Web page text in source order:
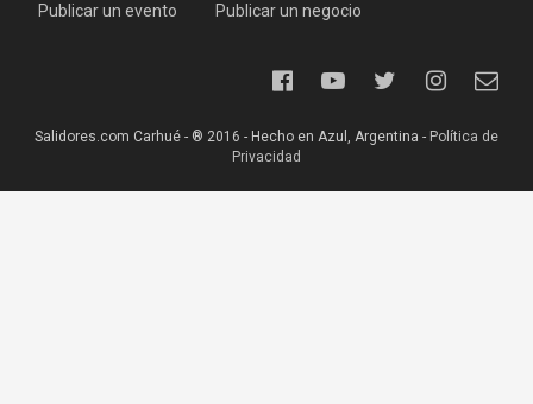
Publicar un evento Publicar un negocio
Salidores.com Carhué - ® 2016 - Hecho en Azul, Argentina - Política de
Privacidad